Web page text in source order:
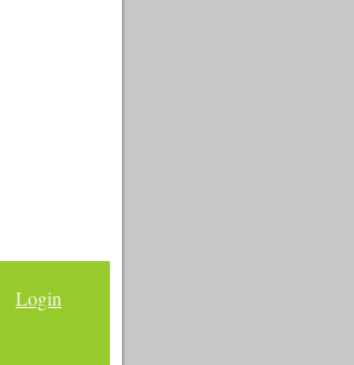
Login